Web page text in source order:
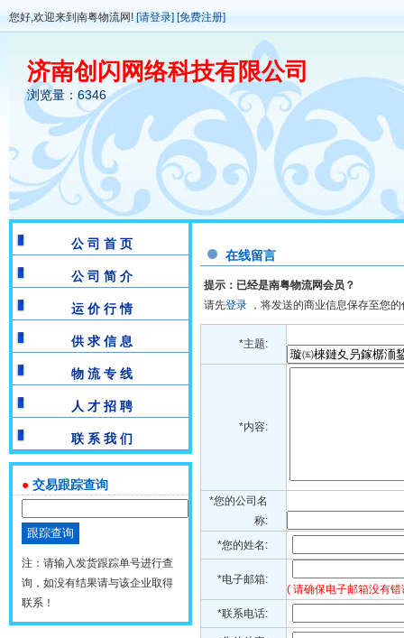
您好,欢迎来到南粤物流网! [请登录] [免费注册]
济南创闪网络科技有限公司
浏览量：6346
公 司 首 页
公 司 简 介
运 价 行 情
供 求 信 息
物 流 专 线
人 才 招 聘
联 系 我 们
● 交易跟踪查询
注：请输入发货跟踪单号进行查
询，如没有结果请与该企业取得
联系！
在线留言
提示：已经是南粤物流网会员？
请先登录 ，将发送的商业信息保存至您
*主题:
*内容:
*您的公司名
称:
*您的姓名:
*电子邮箱:
( 请确保电子邮箱没有
*联系电话: